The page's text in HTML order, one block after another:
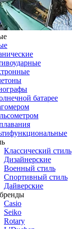
батарее
Классический стиль
Дизайнерские
Военный стиль
Спортивный стиль
Дайверские
Casio
Seiko
Rotary